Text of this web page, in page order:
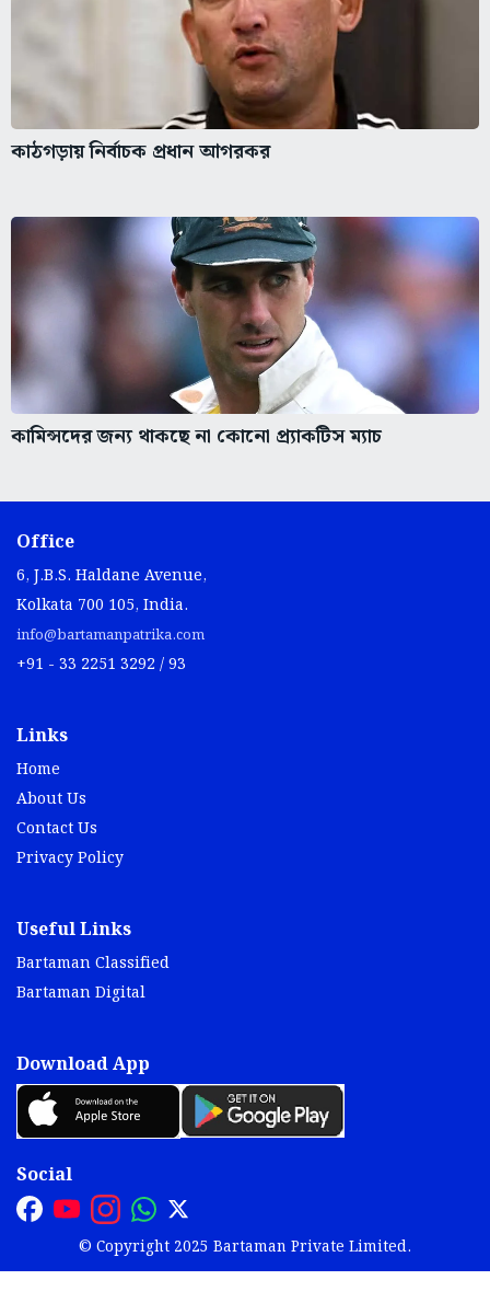
কাঠগড়ায় নির্বাচক প্রধান আগরকর
কামিন্সদের জন্য থাকছে না কোনো প্র্যাকটিস ম্যাচ
Office
6, J.B.S. Haldane Avenue,
Kolkata 700 105, India.
info@bartamanpatrika.com
+91 - 33 2251 3292 / 93
Links
Home
About Us
Contact Us
Privacy Policy
Useful Links
Bartaman Classified
Bartaman Digital
Download App
Social
© Copyright 2025 Bartaman Private Limited.